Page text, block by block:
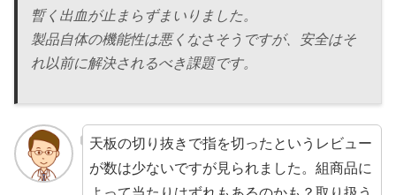
暫く出血が止まらずまいりました。
製品自体の機能性は悪くなさそうですが、安全はそ
れ以前に解決されるべき課題です。
天板の切り抜きで指を切ったというレビュー
が数は少ないですが見られました。組商品に